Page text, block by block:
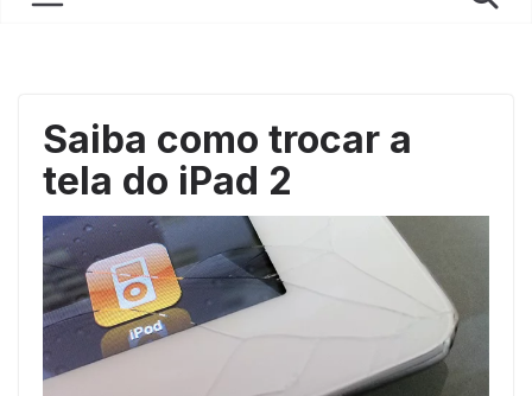
Saiba como trocar a
tela do iPad 2